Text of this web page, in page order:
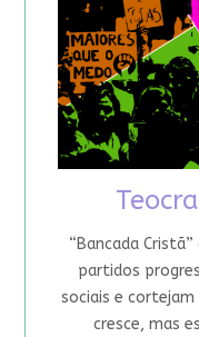
“Bancada
partidos
sociais e cortejam
cresce, mas